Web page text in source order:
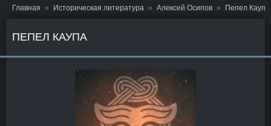
Главная Историческая литература Алексей Осипов Пепел Каупа
ПЕПЕЛ КАУПА